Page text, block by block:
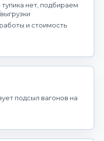
нет, подбираем
и стоимость
подсыл вагонов на